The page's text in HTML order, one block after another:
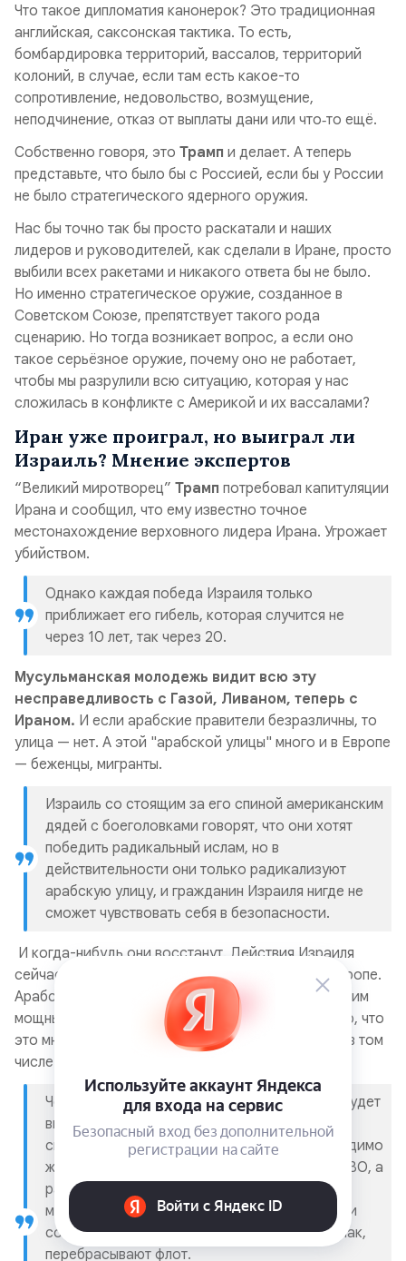
Что такое дипломатия канонерок? Это традиционная
английская, саксонская тактика. То есть,
бомбардировка территорий, вассалов, территорий
колоний, в случае, если там есть какое-то
сопротивление, недовольство, возмущение,
неподчинение, отказ от выплаты дани или что‑то ещё.
Собственно говоря, это Трамп и делает. А теперь
представьте, что было бы с Россией, если бы у России
не было стратегического ядерного оружия.
Нас бы точно так бы просто раскатали и наших
лидеров и руководителей, как сделали в Иране, просто
выбили всех ракетами и никакого ответа бы не было.
Но именно стратегическое оружие, созданное в
Советском Союзе, препятствует такого рода
сценарию. Но тогда возникает вопрос, а если оно
такое серьёзное оружие, почему оно не работает,
чтобы мы разрулили всю ситуацию, которая у нас
сложилась в конфликте с Америкой и их вассалами?
Иран уже проиграл, но выиграл ли
Израиль? Мнение экспертов
“Великий миротворец” Трамп потребовал капитуляции
Ирана и сообщил, что ему известно точное
местонахождение верховного лидера Ирана. Угрожает
убийством.
Однако каждая победа Израиля только
приближает его гибель, которая случится не
через 10 лет, так через 20.
Мусульманская молодежь видит всю эту
несправедливость с Газой, Ливаном, теперь с
Ираном. И если арабские правители безразличны, то
улица — нет. А этой "арабской улицы" много и в Европе
— беженцы, мигранты.
Израиль со стоящим за его спиной американским
дядей с боеголовками говорят, что они хотят
победить радикальный ислам, но в
действительности они только радикализуют
арабскую улицу, и гражданин Израиля нигде не
сможет чувствовать себя в безопасности.
И когда-нибудь они восстанут. Действия Израиля
сейчас в Иране породят погромы и в будущей Европе.
Арабские слезы ещё отольются, но, увы, мы получим
мощный радикализм под видом ислама. Не думаю, что
это многим понравится, обычным мусульманам — в том
числе.
Чем больше Америка заявляет о том, что не будет
вмешиваться в войну Ирана и Израиля, тем
скорее американцы нанесут удар. Сейчас видимо
ждут, чтобы не осталось вообще никакого ПВО, а
ракетные установки Ирана сократились до
минимума. В это время укрепляют свои базы и
сосредоточивают ударный авиационный кулак,
перебрасывают флот.